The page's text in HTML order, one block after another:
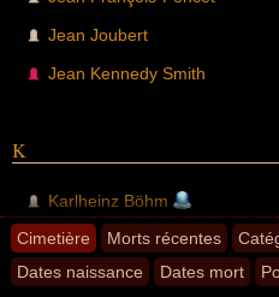
Cimetière Morts récentes
Dates naissance
Dates mort
Jean Joubert
Jean Kennedy Smith
K
Karlheinz Böhm
Keely Smith
Kevin Hagen